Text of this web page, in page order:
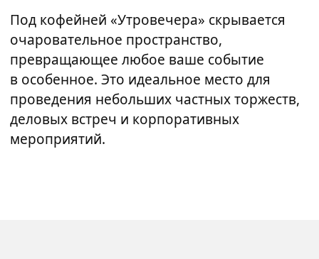
Под кофейней «Утровечера» скрывается
очаровательное пространство,
превращающее любое ваше событие
в особенное. Это идеальное место для
проведения небольших частных торжеств,
деловых встреч и корпоративных
мероприятий.